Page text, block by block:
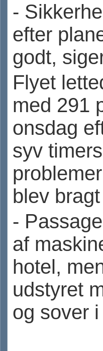
-
efter
godt,
Flyet
med 291
onsdag
syv
blev
-
af
hotel,
udstyret
og sover